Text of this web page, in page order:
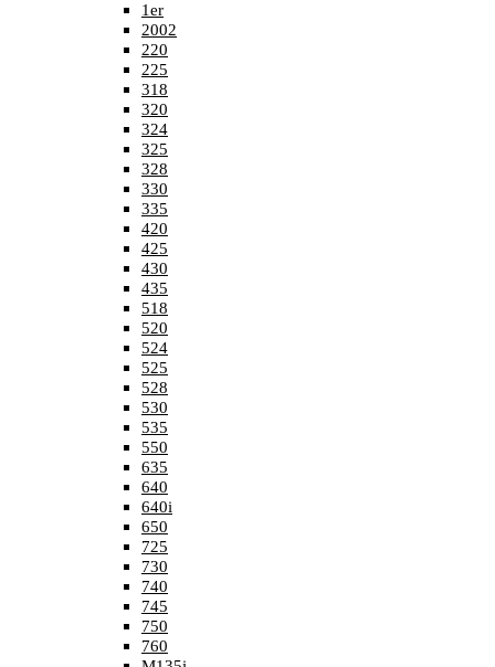
1er
2002
220
225
318
320
324
325
328
330
335
420
425
430
435
518
520
524
525
528
530
535
550
635
640
640i
650
725
730
740
745
750
760